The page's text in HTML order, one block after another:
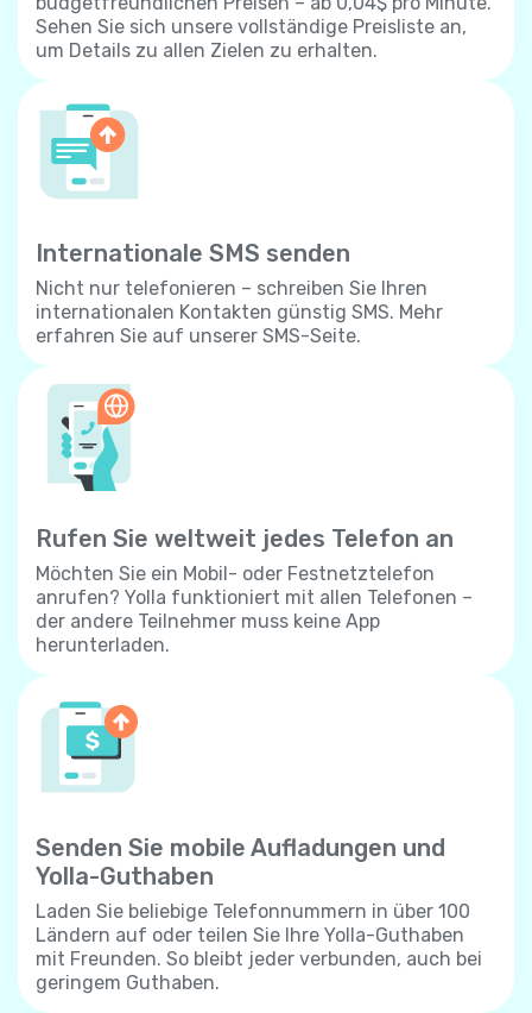
Sehen Sie sich unsere vollständige Preisliste an,
um Details zu allen Zielen zu erhalten.
Internationale SMS senden
Nicht nur telefonieren – schreiben Sie Ihren
internationalen Kontakten günstig SMS. Mehr
erfahren Sie auf unserer SMS-Seite.
Rufen Sie weltweit jedes Telefon an
Möchten Sie ein Mobil- oder Festnetztelefon
anrufen? Yolla funktioniert mit allen Telefonen –
der andere Teilnehmer muss keine App
herunterladen.
Senden Sie mobile Aufladungen und
Yolla-Guthaben
Laden Sie beliebige Telefonnummern in über 100
Ländern auf oder teilen Sie Ihre Yolla-Guthaben
mit Freunden. So bleibt jeder verbunden, auch bei
geringem Guthaben.